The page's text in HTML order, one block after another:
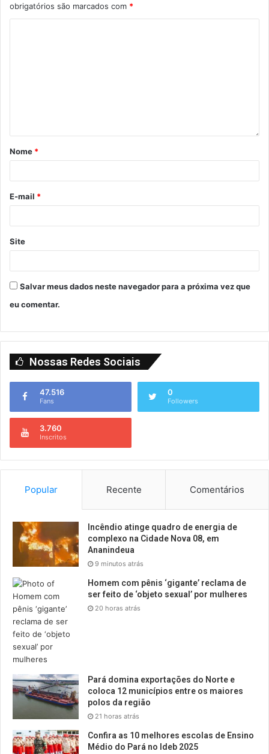
obrigatórios são marcados com *
Nome *
E-mail *
Site
Salvar meus dados neste navegador para a próxima vez que
eu comentar.
Nossas Redes Sociais
47.516
Fans
0
Followers
3.760
Inscritos
Popular Recente Comentários
Incêndio atinge quadro de energia de
complexo na Cidade Nova 08, em
Ananindeua
9 minutos atrás
Homem com pênis ‘gigante’ reclama de
ser feito de ‘objeto sexual’ por mulheres
20 horas atrás
Pará domina exportações do Norte e
coloca 12 municípios entre os maiores
polos da região
21 horas atrás
Confira as 10 melhores escolas de Ensino
Médio do Pará no Ideb 2025